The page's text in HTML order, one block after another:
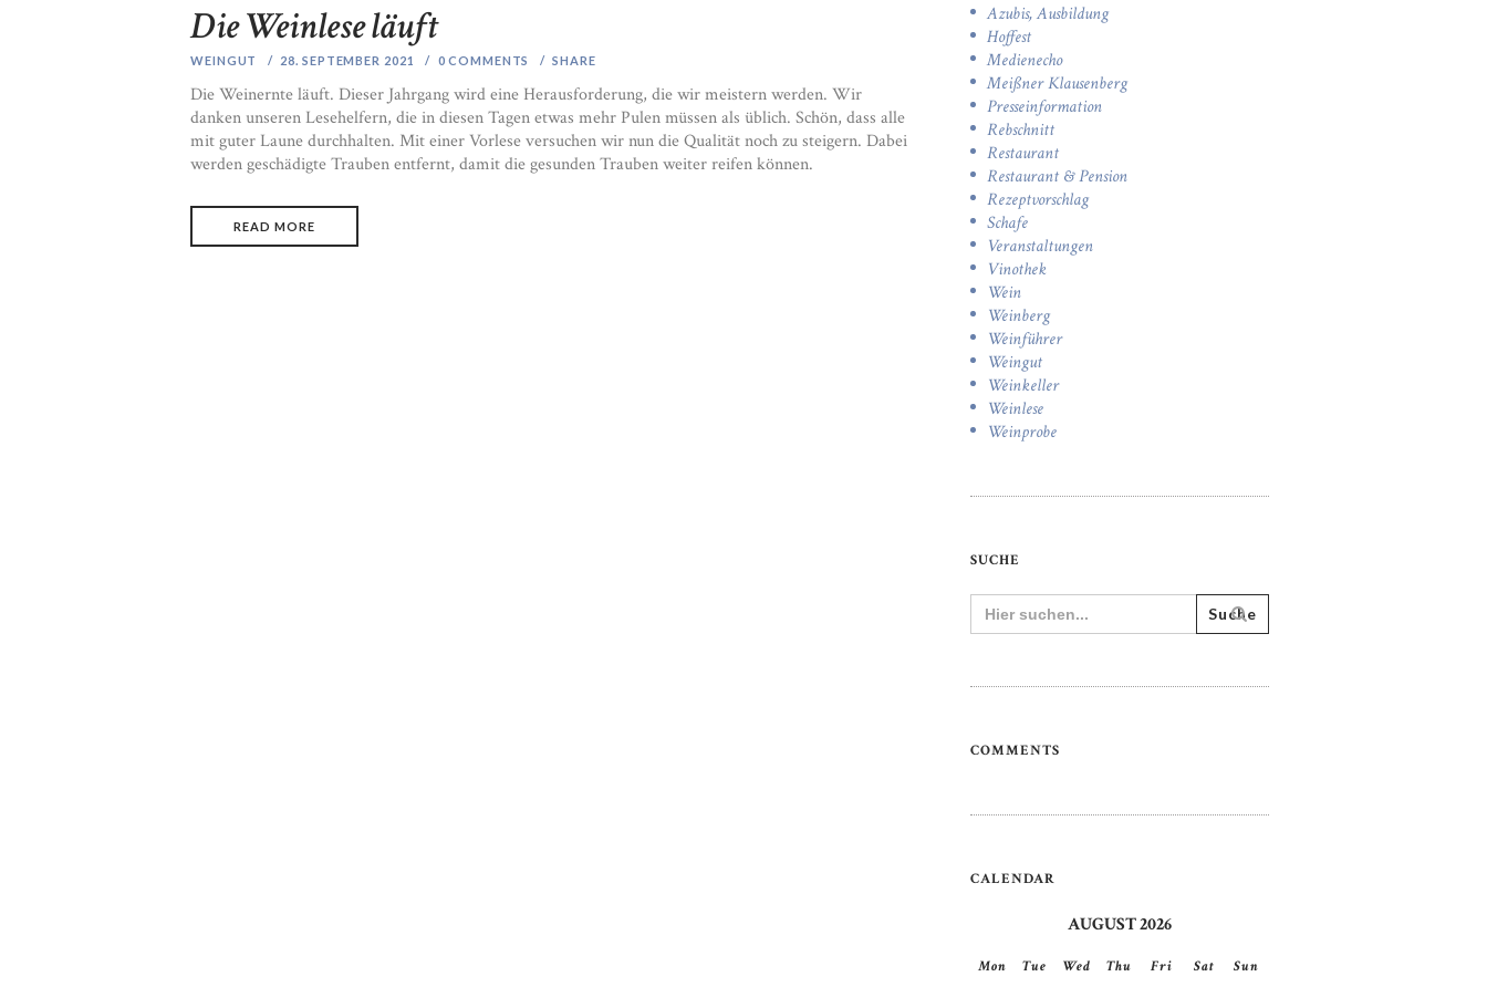
Die Weinlese läuft
WEINGUT 28. SEPTEMBER 2021 0 COMMENTS SHARE
Die Weinernte läuft. Dieser Jahrgang wird eine Herausforderung, die wir meistern werden. Wir
danken unseren Lesehelfern, die in diesen Tagen etwas mehr Pulen müssen als üblich. Schön, dass alle
mit guter Laune durchhalten. Mit einer Vorlese versuchen wir nun die Qualität noch zu steigern. Dabei
werden geschädigte Trauben entfernt, damit die gesunden Trauben weiter reifen können.
READ MORE
Azubis, Ausbildung
Hoffest
Medienecho
Meißner Klausenberg
Presseinformation
Rebschnitt
Restaurant
Restaurant & Pension
Rezeptvorschlag
Schafe
Veranstaltungen
Vinothek
Wein
Weinberg
Weinführer
Weingut
Weinkeller
Weinlese
Weinprobe
SUCHE
Search
for:
COMMENTS
CALENDAR
AUGUST 2026
Mon Tue Wed Thu Fri Sat Sun